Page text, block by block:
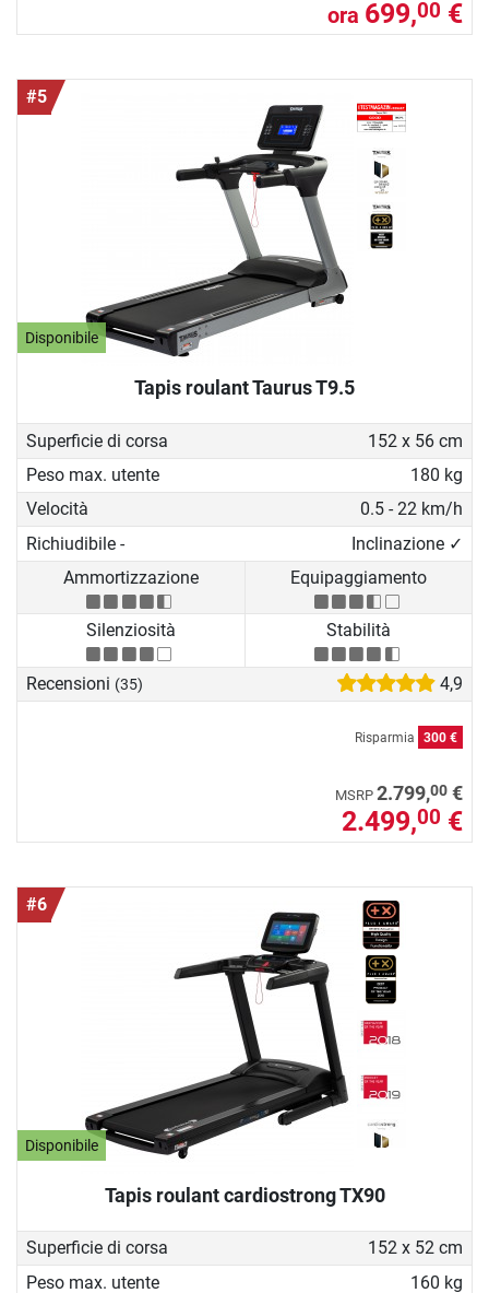
ora 699,00 €
#5
Disponibile
Tapis roulant Taurus T9.5
Superficie di corsa
152 x 56 cm
Peso max. utente
180 kg
Velocità
0.5 - 22 km/h
Richiudibile -
Inclinazione ✓
Ammortizzazione
Equipaggiamento
Silenziosità Stabilità
Recensioni (35) 4,9
Risparmia 300 €
MSRP 2.799,00 €
2.499,00 €
#6
Disponibile
Tapis roulant cardiostrong TX90
Superficie di corsa
152 x 52 cm
Peso max. utente
160 kg